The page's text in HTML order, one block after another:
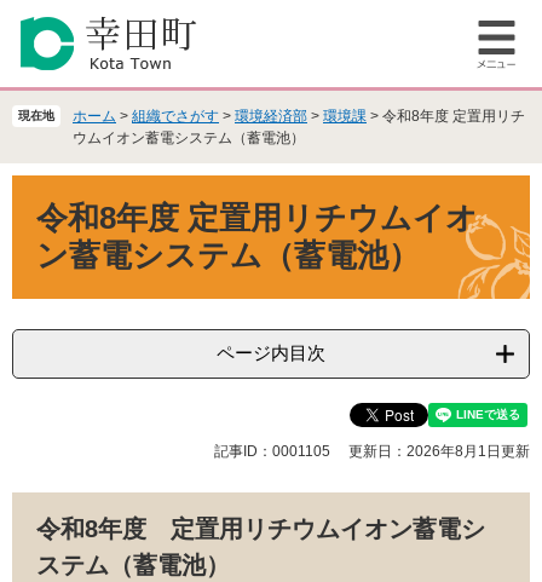
の
で
ー
ば
メ
ー
現在地 ホーム > 組織でさがす > 環境経済部 > 環境課 > 令和8年度 定置用リチ
ウムイオン蓄電システム（蓄電池）
令和8年度 定置用リチウムイオ
ン蓄電システム（蓄電池）
ページ内目次
記事ID：0001105 更新日：2026年8月1日更新
令和8年度 定置用リチウムイオン蓄電シ
ステム（蓄電池）